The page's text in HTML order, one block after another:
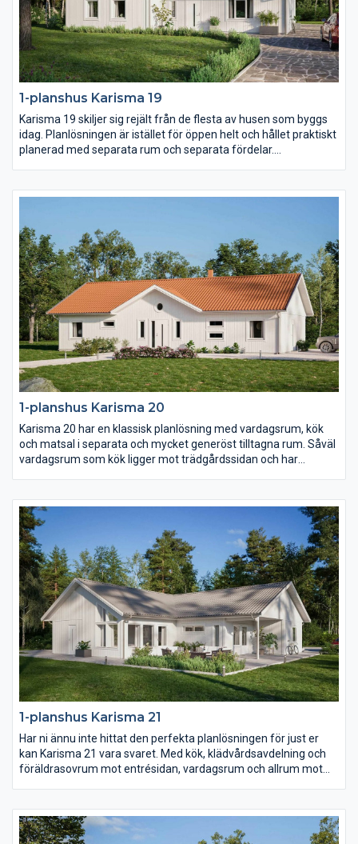
1-planshus Karisma 19
Karisma 19 skiljer sig rejält från de flesta av husen som byggs
idag. Planlösningen är istället för öppen helt och hållet praktiskt
planerad med separata rum och separata fördelar.
en egen passage ligger de två barn- och ungdomssovrummen
1-planshus Karisma 20
Karisma 20 har en klassisk planlösning med vardagsrum, kök
och matsal i separata och mycket generöst tilltagna rum. Såväl
vardagsrum som kök ligger mot trädgårdssidan och har
fån carport eller garage.
1-planshus Karisma 21
Har ni ännu inte hittat den perfekta planlösningen för just er
kan Karisma 21 vara svaret. Med kök, klädvårdsavdelning och
föräldrasovrum mot entrésidan, vardagsrum och allrum mot
ungdomssovrummen har dessutom ett eget gemensamt
badrum samt allrum.